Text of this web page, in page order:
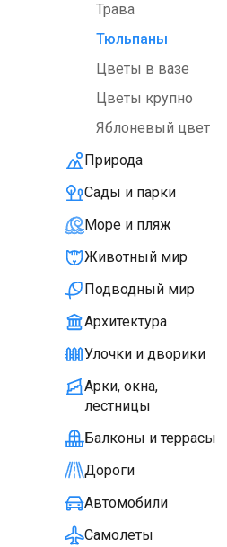
Трава
Тюльпаны
Цветы в вазе
Цветы крупно
Яблоневый цвет
Природа
Сады и парки
Море и пляж
Животный мир
Подводный мир
Архитектура
Улочки и дворики
Арки, окна,
лестницы
Балконы и террасы
Дороги
Автомобили
Самолеты